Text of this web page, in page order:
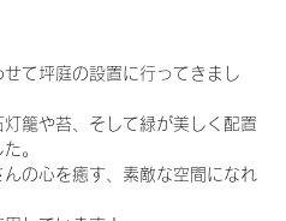
て坪庭の設置に行ってきまし
籠や苔、そして緑が美しく配置
。
の心を癒す、素敵な空間になれ